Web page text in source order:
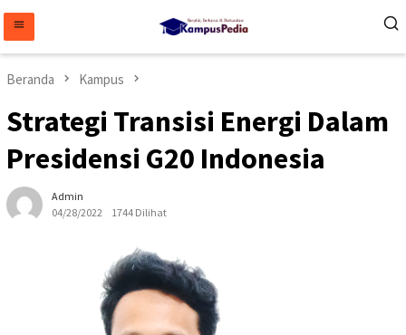
konten
Beranda Kampus
Strategi Transisi Energi Dalam
Presidensi G20 Indonesia
Admin
04/28/2022
1744 Dilihat